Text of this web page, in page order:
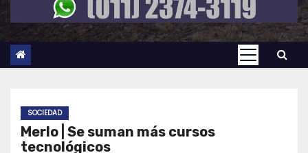
SOCIEDAD
Merlo | Se suman más cursos
tecnológicos